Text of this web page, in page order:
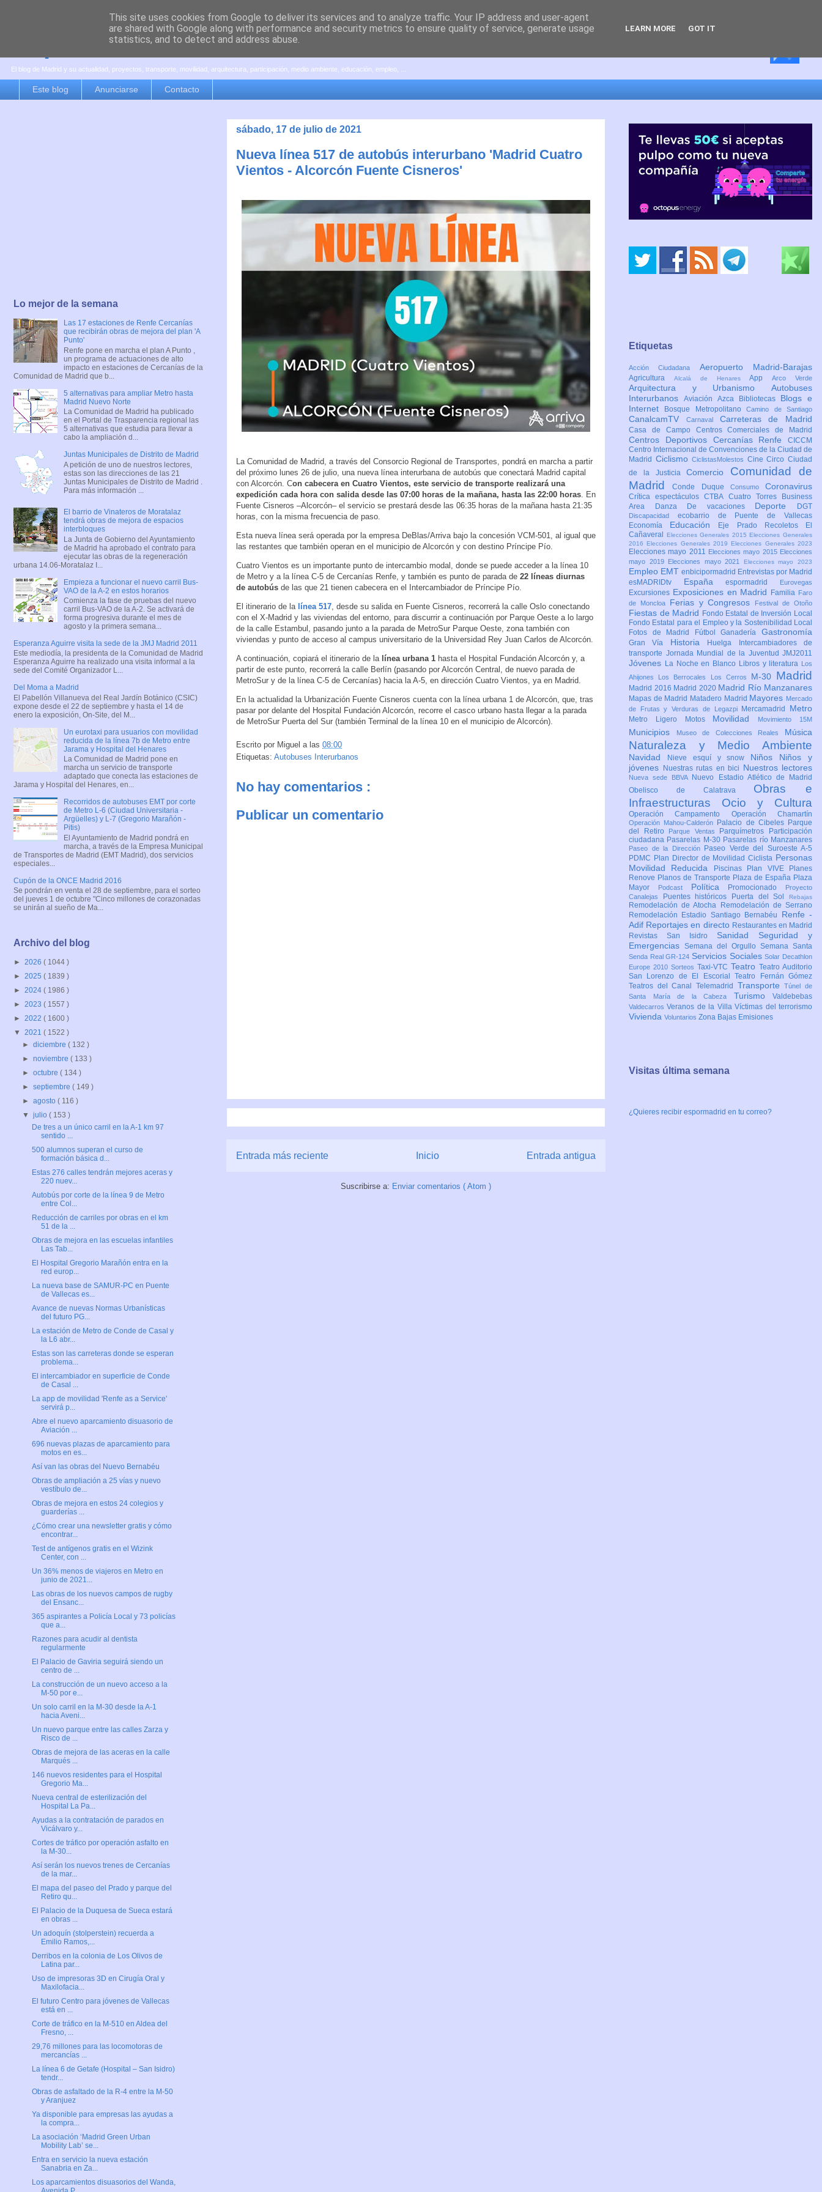
es por madrid
El blog de Madrid y su actualidad, proyectos, transporte, movilidad, arquitectura, participación, medio ambiente, educación, empleo, ...
Este blog Anunciarse Contacto
sábado, 17 de julio de 2021
Nueva línea 517 de autobús interurbano 'Madrid Cuatro
Vientos - Alcorcón Fuente Cisneros'
La Comunidad de Madrid, a través del Consorcio Regional de Transportes, pondrá en marcha a partir
del próximo lunes 26 de julio, una nueva línea interurbana de autobús que conectará Madrid capital
con Alcorcón. Con cabecera en Cuatro Vientos, este servicio de transporte realizará una
expedición cada hora con salida desde las 07:00 horas de la mañana, hasta las 22:00 horas . En
Fuente Cisneros –Alcorcón– el servicio se prestará desde las 06:35 horas de la mañana hasta 21:35
horas, con la misma frecuencia de paso.
Esta nueva línea será operada por la empresa DeBlas/Arriva bajo la concesión VCM-501, al igual que
las restantes que también operan en el municipio de Alcorcón y con destino Príncipe Pío.
Cuatro Vientos es un importante punto de intercambio modal, donde se puede acceder a la línea 10
de Metro y a la línea C-5 de Cercanías Renfe, y también es punto de parada de 22 líneas diurnas
de autobús de las que 21 tienen cabecera en el Intercambiador de Príncipe Pío.
El itinerario de la línea 517 , desde su salida en Fuente Cisneros, recorrerá la calle Oslo conectando
con el X-Madrid y las viviendas del entorno, para discurrir a continuación por Parque Oeste a lo largo
de la calle Estambul, pasando junto a la parada de MetroSur Parque Oeste, zona también con
viviendas y punto de acceso al campus universitario de la Universidad Rey Juan Carlos de Alcorcón.
A continuación, copiará el itinerario de la línea urbana 1 hasta el Hospital Fundación Alcorcón y, a
partir de este punto, recorrerá la calle Berlín (pasando por Alcorcón Central, de nuevo parada de
MetroSur y de la línea C-5 de Cercanías) hacia la A-5, en dirección Cuatro Vientos, ya en Madrid.
En la actualidad la Urbanización Fuente Cisneros cuenta con la línea urbana 1 de Alcorcón, que, tras
pasar por delante del Hospital Fundación Alcorcón, recorre el casco urbano hasta llegar a la parada
de MetroSur Puerta del Sur (también Terminal de la línea 10 en el municipio de Alcorcón).
Escrito por Miguel a las 08:00
Etiquetas: Autobuses Interurbanos
No hay comentarios :
Publicar un comentario
Entrada más reciente Entrada antigua
Inicio
Suscribirse a: Enviar comentarios ( Atom )
Lo mejor de la semana
Las 17 estaciones de Renfe Cercanías
que recibirán obras de mejora del plan 'A
Punto'
Renfe pone en marcha el plan A Punto ,
un programa de actuaciones de alto
impacto en estaciones de Cercanías de la
Comunidad de Madrid que b...
5 alternativas para ampliar Metro hasta
Madrid Nuevo Norte
La Comunidad de Madrid ha publicado
en el Portal de Trasparencia regional las
5 alternativas que estudia para llevar a
cabo la ampliación d...
Juntas Municipales de Distrito de Madrid
A petición de uno de nuestros lectores,
estas son las direcciones de las 21
Juntas Municipales de Distrito de Madrid .
Para más información ...
El barrio de Vinateros de Moratalaz
tendrá obras de mejora de espacios
interbloques
La Junta de Gobierno del Ayuntamiento
de Madrid ha aprobado el contrato para
ejecutar las obras de la regeneración
urbana 14.06-Moratalaz I...
Empieza a funcionar el nuevo carril Bus-
VAO de la A-2 en estos horarios
Comienza la fase de pruebas del nuevo
carril Bus-VAO de la A-2. Se activará de
forma progresiva durante el mes de
agosto y la primera semana...
Esperanza Aguirre visita la sede de la JMJ Madrid 2011
Este mediodía, la presidenta de la Comunidad de Madrid
Esperanza Aguirre ha realizado una visita informal a la
sede del Comité Organizador L...
Del Moma a Madrid
El Pabellón Villanueva del Real Jardín Botánico (CSIC)
expone desde el 22 de septiembre y hasta el 14 de
enero la exposición, On-Site, del M...
Un eurotaxi para usuarios con movilidad
reducida de la línea 7b de Metro entre
Jarama y Hospital del Henares
La Comunidad de Madrid pone en
marcha un servicio de transporte
adaptado que conecta las estaciones de
Jarama y Hospital del Henares, en...
Recorridos de autobuses EMT por corte
de Metro L-6 (Ciudad Universitaria -
Argüelles) y L-7 (Gregorio Marañón -
Pitis)
El Ayuntamiento de Madrid pondrá en
marcha, a través de la Empresa Municipal
de Transportes de Madrid (EMT Madrid), dos servicios
especiales...
Cupón de la ONCE Madrid 2016
Se pondrán en venta el 28 de septiembre, para el sorteo
del jueves 1 de octubre "Cinco millones de corazonadas
se unirán al sueño de Ma...
Archivo del blog
► 2026 ( 1044 )
► 2025 ( 1839 )
► 2024 ( 1986 )
► 2023 ( 1557 )
► 2022 ( 1600 )
▼ 2021 ( 1522 )
►diciembre( 132 )
►noviembre( 133 )
►octubre( 134 )
►septiembre( 149 )
►agosto( 116 )
▼julio( 153 )
De tres a un único carril en la A-1 km 97
sentido ...
500 alumnos superan el curso de
formación básica d...
Estas 276 calles tendrán mejores aceras y
220 nuev...
Autobús por corte de la línea 9 de Metro
entre Col...
Reducción de carriles por obras en el km
51 de la ...
Obras de mejora en las escuelas infantiles
Las Tab...
El Hospital Gregorio Marañón entra en la
red europ...
La nueva base de SAMUR-PC en Puente
de Vallecas es...
Avance de nuevas Normas Urbanísticas
del futuro PG...
La estación de Metro de Conde de Casal y
la L6 abr...
Estas son las carreteras donde se esperan
problema...
El intercambiador en superficie de Conde
de Casal ...
La app de movilidad 'Renfe as a Service'
servirá p...
Abre el nuevo aparcamiento disuasorio de
Aviación ...
696 nuevas plazas de aparcamiento para
motos en es...
Así van las obras del Nuevo Bernabéu
Obras de ampliación a 25 vías y nuevo
vestíbulo de...
Obras de mejora en estos 24 colegios y
guarderías ...
¿Cómo crear una newsletter gratis y cómo
encontrar...
Test de antígenos gratis en el Wizink
Center, con ...
Un 36% menos de viajeros en Metro en
junio de 2021...
Las obras de los nuevos campos de rugby
del Ensanc...
365 aspirantes a Policía Local y 73 policías
que a...
Razones para acudir al dentista
regularmente
El Palacio de Gaviria seguirá siendo un
centro de ...
La construcción de un nuevo acceso a la
M-50 por e...
Un solo carril en la M-30 desde la A-1
hacia Aveni...
Un nuevo parque entre las calles Zarza y
Risco de ...
Obras de mejora de las aceras en la calle
Marqués ...
146 nuevos residentes para el Hospital
Gregorio Ma...
Nueva central de esterilización del
Hospital La Pa...
Ayudas a la contratación de parados en
Vicálvaro y...
Cortes de tráfico por operación asfalto en
la M-30...
Así serán los nuevos trenes de Cercanías
de la mar...
El mapa del paseo del Prado y parque del
Retiro qu...
El Palacio de la Duquesa de Sueca estará
en obras ...
Un adoquín (stolperstein) recuerda a
Emilio Ramos,...
Derribos en la colonia de Los Olivos de
Latina par...
Uso de impresoras 3D en Cirugía Oral y
Maxilofacia...
El futuro Centro para jóvenes de Vallecas
está en ...
Corte de tráfico en la M-510 en Aldea del
Fresno, ...
29,76 millones para las locomotoras de
mercancías ...
La línea 6 de Getafe (Hospital – San Isidro)
tendr...
Obras de asfaltado de la R-4 entre la M-50
y Aranjuez
Ya disponible para empresas las ayudas a
la compra...
La asociación ‘Madrid Green Urban
Mobility Lab’ se...
Entra en servicio la nueva estación
Sanabria en Za...
Los aparcamientos disuasorios del Wanda,
Etiquetas
Acción Ciudadana Aeropuerto Madrid-Barajas
Agricultura Alcalá de HenaresAppArco Verde
Arquitectura y Urbanismo Autobuses
Interurbanos Aviación Azca Bibliotecas Blogs e
Internet
Bosque MetropolitanoCamino de Santiago
CanalcamTV Carnaval Carreteras de Madrid
Casa de Campo Centros Comerciales de Madrid
Centros Deportivos Cercanías Renfe CICCM
Centro Internacional de Convenciones de la Ciudad de
Madrid CiclismoCiclistasMolestos CineCircoCiudad
de la JusticiaComercio Comunidad de
MadridConde Duque Consumo Coronavirus
Crítica espectáculosCTBA Cuatro Torres Business
Area
Danza De vacaciones Deporte DGT
Discapacidad ecobarrio de Puente de Vallecas
Economía Educación Eje Prado Recoletos
El
Cañaveral
Elecciones Generales 2015 Elecciones Generales
2016 Elecciones Generales 2019 Elecciones Generales 2023
Elecciones mayo 2011 Elecciones mayo 2015 Elecciones
mayo 2019
Elecciones mayo 2021 Elecciones mayo 2023
Empleo EMT enbicipormadrid Entrevistas por Madrid
esMADRIDtv Españaespormadrid Eurovegas
Excursiones Exposiciones en Madrid Familia Faro
de Moncloa
Ferias y Congresos Festival de Otoño
Fiestas de Madrid Fondo Estatal de Inversión Local
Fondo Estatal para el Empleo y la Sostenibilidad Local
Fotos de Madrid
FútbolGanaderíaGastronomía
Gran Vía Historia Huelga
Intercambiadores de
transporte Jornada Mundial de la Juventud JMJ2011
Jóvenes La Noche en Blanco Libros y literatura
Los
Ahijones
Los Berrocales Los Cerros M-30 Madrid
Madrid 2016 Madrid 2020 Madrid Río Manzanares
Mapas de Madrid Matadero Madrid Mayores Mercado
de Frutas y Verduras de Legazpi
Mercamadrid Metro
Metro Ligero Motos Movilidad Movimiento 15M
Municipios Museo de Colecciones Reales Música
Naturaleza y Medio Ambiente
Navidad Nieve esquí y snow Niños Niños y
jóvenes
Nuestras rutas en bici Nuestros lectores
Nueva sede BBVA
Nuevo Estadio Atlético de Madrid
Obelisco de Calatrava Obras e
Infraestructuras Ocio y Cultura
Operación Campamento Operación Chamartín
Operación Mahou-Calderón Palacio de Cibeles Parque
del Retiro
Parque Ventas Parquímetros
Participación
ciudadana Pasarelas M-30 Pasarelas río Manzanares
Paseo de la Dirección
Paseo Verde del Suroeste A-5
PDMC Plan Director de Movilidad Ciclista Personas
Movilidad Reducida
Piscinas Plan VIVE
Planes
Renove Planos de Transporte Plaza de España Plaza
Mayor
Podcast Política Promocionado
Proyecto
Canalejas
Puentes históricos Puerta del Sol Rebajas
Remodelación de Atocha
Remodelación de Serrano
Remodelación Estadio Santiago Bernabéu Renfe -
Adif Reportajes en directo Restaurantes en Madrid
Revistas San Isidro Sanidad Seguridad y
Emergencias Semana del Orgullo Semana Santa
Senda Real GR-124 Servicios SocialesSolar Decathlon
Europe 2010 Sorteos Taxi-VTC Teatro Teatro Auditorio
San Lorenzo de El EscorialTeatro Fernán Gómez
Teatros del Canal Telemadrid TransporteTúnel de
Santa María de la Cabeza Turismo Valdebebas
ValdecarrosVeranos de la VillaVíctimas del terrorismo
Vivienda Voluntarios Zona Bajas Emisiones
Visitas última semana
¿Quieres recibir espormadrid en tu correo?
This site uses cookies from Google to deliver its services and to analyze traffic. Your IP address and user-agent
are shared with Google along with performance and security metrics to ensure quality of service, generate usage
statistics, and to detect and address abuse.
LEARN MORE GOT IT